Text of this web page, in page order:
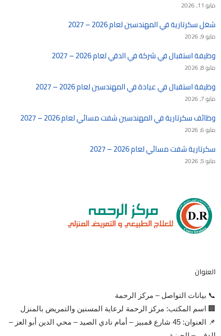
مايو 11, 2026
شغل سكرتارية في المهندسين لعام 2026 – 2027
مايو 9, 2026
وظيفة استقبال في شركة في الدقي لعام 2026 – 2027
مايو 8, 2026
وظيفة استقبال في عيادة في المهندسين لعام 2026 – 2027
مايو 7, 2026
وظائف سكرتارية في المهندسين شفت مسائي لعام 2026 – 2027
مايو 6, 2026
سكرتارية شفت مسائي لعام 2026 – 2027
مايو 5, 2026
العنوان
📞 بيانات التواصل – مركز الرحمة
🏢 اسم المكتب: مركز الرحمة لرعاية المسنين والتمريض بالمنزل
📌 العنوان: 45 شارع قمبيز – أمام نادي الصيد – محي الدين أبو العز –